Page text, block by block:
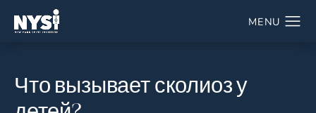
Что вызывает сколиоз у